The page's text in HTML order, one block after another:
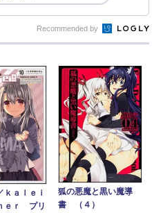
Recommended by
ｋａｌｅｉ
ｅｒ プリ
狐の悪魔と黒い魔導
書 （４）